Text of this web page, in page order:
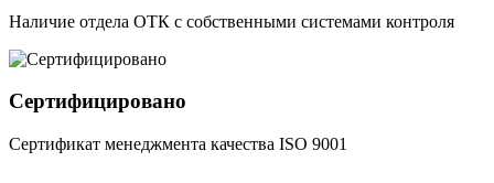
Наличие отдела ОТК с собственными системами контроля
Сертифицировано
Сертификат менеджмента качества ISO 9001